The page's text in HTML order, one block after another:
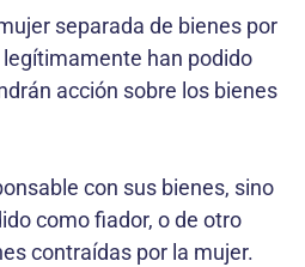
separada de bienes por
han podido
acción sobre los bienes
con sus bienes, sino
como fiador, o de otro
contraídas por la mujer.